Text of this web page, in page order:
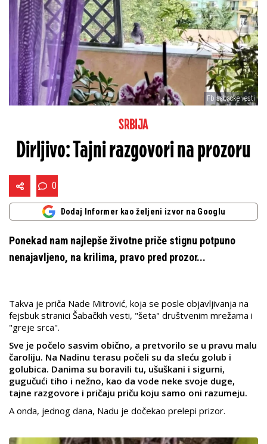
Fb sabacke vesti
SRBIJA
Dirljivo: Tajni razgovori na prozoru
0
Dodaj Informer kao željeni izvor na Googlu
Ponekad nam najlepše životne priče stignu potpuno
nenajavljeno, na krilima, pravo pred prozor...
Takva je priča Nade Mitrović, koja se posle objavljivanja na
fejsbuk stranici Šabačkih vesti, "šeta" društvenim mrežama i
"greje srca".
Sve je počelo sasvim obično, a pretvorilo se u pravu malu
čaroliju. Na Nadinu terasu počeli su da sleću golub i
golubica. Danima su boravili tu, ušuškani i sigurni,
gugučući tiho i nežno, kao da vode neke svoje duge,
tajne razgovore i pričaju priču koju samo oni razumeju.
A onda, jednog dana, Nadu je dočekao prelepi prizor.